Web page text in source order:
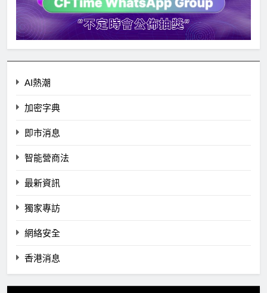
AI熱潮
加密字典
即市消息
智能營商法
最新資訊
獨家專訪
網絡安全
香港消息